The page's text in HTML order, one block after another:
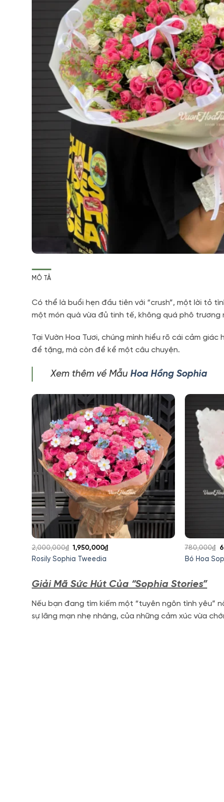
MÔ TẢ
Có thể là buổi hẹn đầu tiên với “crush”, một lời tỏ
một món quà vừa đủ tinh tế, không quá phô trương
Tại Vườn Hoa Tươi, chúng mình hiểu rõ cái cảm giác
để tặng, mà còn để kể một câu chuyện.
Xem thêm về Mẫu Hoa Hồng Sophia
Rosily Sophia Tweedia
2,000,000₫ Giá
gốc
1,950,000₫Giá
1,950,000₫.
Bó Hoa
780,000₫
Giải Mã Sức Hút Của “Sophia Stories”
Nếu bạn đang tìm kiếm một “tuyên ngôn tình yêu”
sự lãng mạn nhẹ nhàng, của những cảm xúc vừa